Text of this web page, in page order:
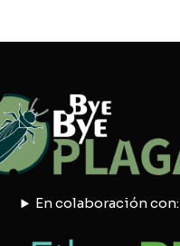
En colaboración con: